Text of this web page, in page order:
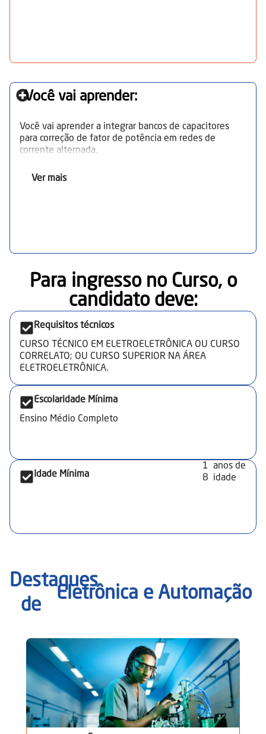
Você vai aprender:
Você vai aprender a integrar bancos de capacitores
para correção de fator de potência em redes de
corrente alternada.
Ver mais
Para ingresso no Curso, o
candidato deve:​
Requisitos técnicos
CURSO TÉCNICO EM ELETROELETRÔNICA OU CURSO
CORRELATO; OU CURSO SUPERIOR NA ÁREA
ELETROELETRÔNICA.
Escolaridade Mínima
Ensino Médio Completo
Idade Mínima
1
8
anos de
idade
Destaques
de
Eletrônica e Automação